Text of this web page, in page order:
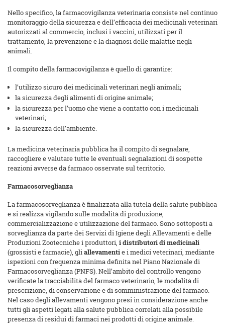
Nello specifico, la farmacovigilanza veterinaria consiste nel continuo
monitoraggio della sicurezza e dell’efficacia dei medicinali veterinari
autorizzati al commercio, inclusi i vaccini, utilizzati per il
trattamento, la prevenzione e la diagnosi delle malattie negli
animali.
Il compito della farmacovigilanza è quello di garantire:
l’utilizzo sicuro dei medicinali veterinari negli animali;
la sicurezza degli alimenti di origine animale;
la sicurezza per l’uomo che viene a contatto con i medicinali
veterinari;
la sicurezza dell’ambiente.
La medicina veterinaria pubblica ha il compito di segnalare,
raccogliere e valutare tutte le eventuali segnalazioni di sospette
reazioni avverse da farmaco osservate sul territorio.
Farmacosorveglianza
La farmacosorveglianza è finalizzata alla tutela della salute pubblica
e si realizza vigilando sulle modalità di produzione,
commercializzazione e utilizzazione del farmaco. Sono sottoposti a
sorveglianza da parte dei Servizi di Igiene degli Allevamenti e delle
Produzioni Zootecniche i produttori, i distributori di medicinali
(grossisti e farmacie), gliallevamentie i medici veterinari, mediante
ispezioni con frequenza minima definita nel Piano Nazionale di
Farmacosorveglianza (PNFS). Nell’ambito del controllo vengono
verificate la tracciabilità del farmaco veterinario, le modalità di
prescrizione, di conservazione e di somministrazione del farmaco.
Nel caso degli allevamenti vengono presi in considerazione anche
tutti gli aspetti legati alla salute pubblica correlati alla possibile
presenza di residui di farmaci nei prodotti di origine animale.